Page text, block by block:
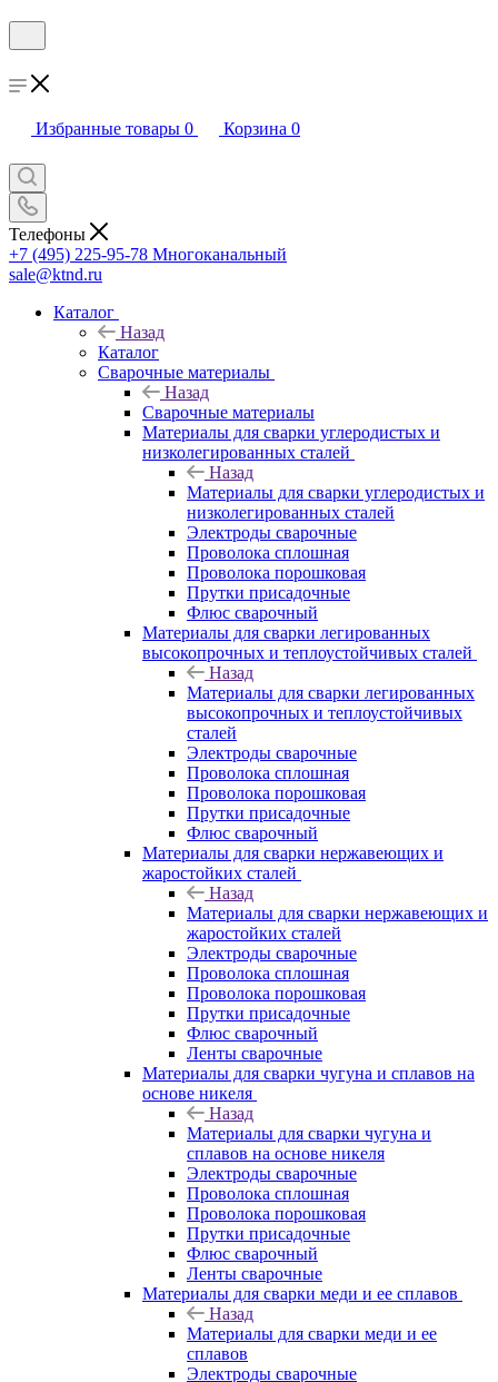
Избранные товары 0 Корзина 0
Телефоны
+7 (495) 225-95-78 Многоканальный
sale@ktnd.ru
Каталог
Назад
Каталог
Сварочные материалы
Назад
Сварочные материалы
Материалы для сварки углеродистых и
низколегированных сталей
Назад
Материалы для сварки углеродистых и
низколегированных сталей
Электроды сварочные
Проволока сплошная
Проволока порошковая
Прутки присадочные
Флюс сварочный
Материалы для сварки легированных
высокопрочных и теплоустойчивых сталей
Назад
Материалы для сварки легированных
высокопрочных и теплоустойчивых
сталей
Электроды сварочные
Проволока сплошная
Проволока порошковая
Прутки присадочные
Флюс сварочный
Материалы для сварки нержавеющих и
жаростойких сталей
Назад
Материалы для сварки нержавеющих и
жаростойких сталей
Электроды сварочные
Проволока сплошная
Проволока порошковая
Прутки присадочные
Флюс сварочный
Ленты сварочные
Материалы для сварки чугуна и сплавов на
основе никеля
Назад
Материалы для сварки чугуна и
сплавов на основе никеля
Электроды сварочные
Проволока сплошная
Проволока порошковая
Прутки присадочные
Флюс сварочный
Ленты сварочные
Материалы для сварки меди и ее сплавов
Назад
Материалы для сварки меди и ее
сплавов
Электроды сварочные